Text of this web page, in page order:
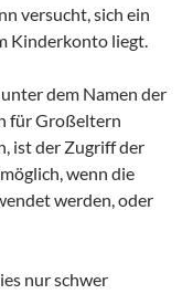
versucht, sich ein
Kinderkonto liegt.
dem Namen der
für Großeltern
ist der Zugriff der
wenn die
werden, oder
nur schwer